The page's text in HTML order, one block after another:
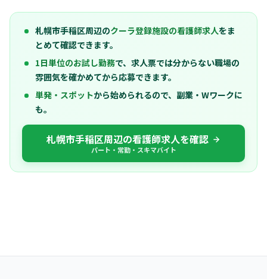
札幌市手稲区周辺のクーラ登録施設の看護師求人をま
とめて確認できます。
1日単位のお試し勤務で、求人票では分からない職場の
雰囲気を確かめてから応募できます。
単発・スポットから始められるので、副業・Wワークに
も。
札幌市手稲区周辺の看護師求人を確認
パート・常勤・スキマバイト